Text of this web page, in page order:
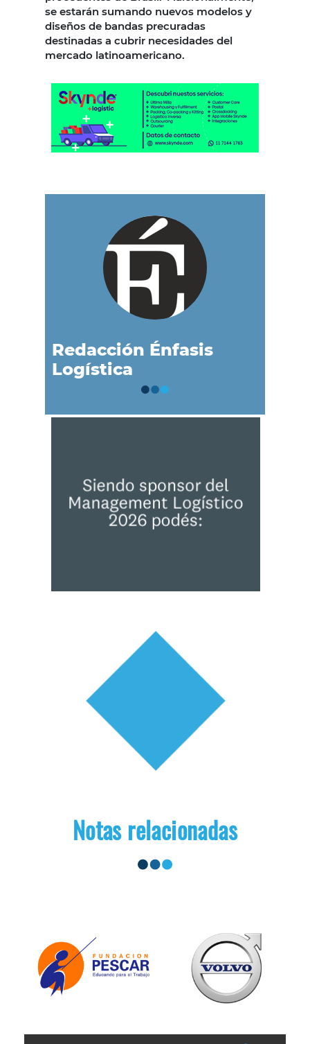
se estarán sumando nuevos modelos y
diseños de bandas precuradas
destinadas a cubrir necesidades del
mercado latinoamericano.
Redacción Énfasis
Logística
Notas relacionadas